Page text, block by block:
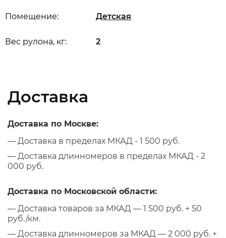
Вес рулона, кг: 2
Помещение: Детская
Доставка
Доставка по Москве:
— Доставка в пределах МКАД - 1 500 руб.
— Доставка длинномеров в пределах МКАД - 2
000 руб.
Доставка по Московской области:
— Доставка товаров за МКАД — 1 500 руб. + 50
руб./км.
— Доставка длинномеров за МКАД — 2 000 руб. +